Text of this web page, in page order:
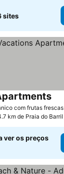
sites
com frutas frescas
km de Praia do Barril
ver os preços